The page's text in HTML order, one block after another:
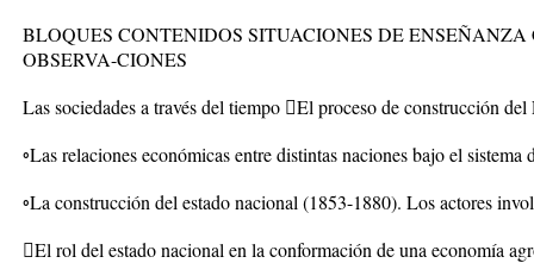
BLOQUES CONTENIDOS SITUACIONES DE
OBSERVA-CIONES
Las sociedades a través del tiempo El proceso de construcción
◦Las relaciones económicas entre distintas naciones bajo el
◦La construcción del estado nacional (1853-1880). Los actores
El rol del estado nacional en la conformación de una economía